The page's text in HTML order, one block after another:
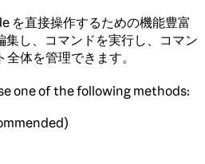
を直接操作するための機能豊富
集し、コマンドを実行し、コマン
体を管理できます。
one of the following methods: